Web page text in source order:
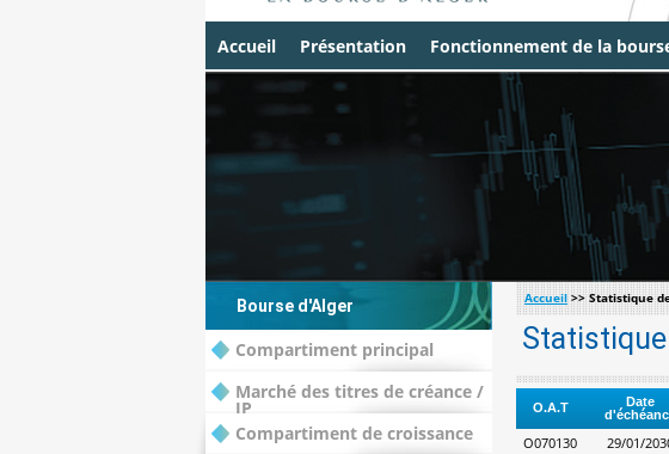
Accueil Présentation Fonctionnement de la
Bourse d'Alger
Compartiment principal
Marché des titres de créance /
IP
Compartiment de croissance
Accueil>> Statistique
O.A.T
Date
O070130 29/01/